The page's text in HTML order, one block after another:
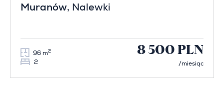
Muranów, Nalewki
96 m2
2
8 500 PLN
/miesiąc